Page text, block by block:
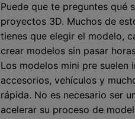
Puede que te preguntes qué
proyectos 3D. Muchos de
tienes que elegir el modelo,
crear modelos sin pasar
Los modelos mini pre suelen
accesorios, vehículos y
rápida. No es necesario ser
acelerar su proceso de